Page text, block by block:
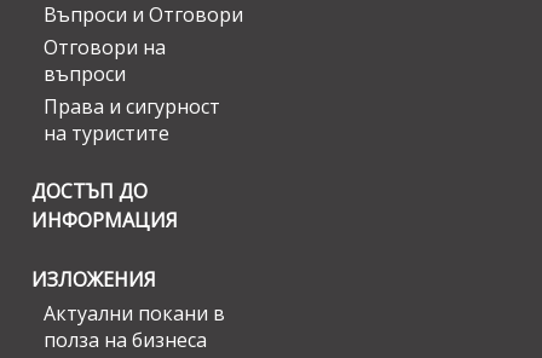
Въпроси и Отговори
Отговори на
въпроси
Права и сигурност
на туристите
ДОСТЪП ДО
ИНФОРМАЦИЯ
ИЗЛОЖЕНИЯ
Актуални покани в
полза на бизнеса